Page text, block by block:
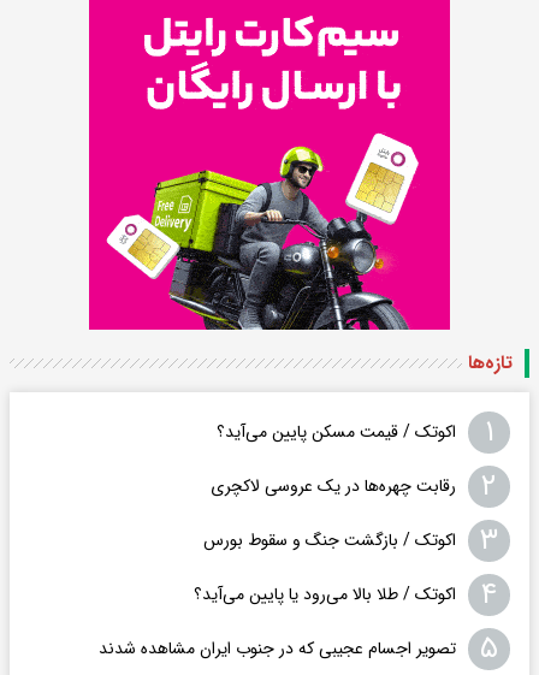
تازه‌ها
۱ اکوتک / قیمت مسکن پایین می‌آید؟
۲ رقابت چهره‌ها در یک عروسی لاکچری
۳ اکوتک / بازگشت جنگ و سقوط بورس
۴ اکوتک / طلا بالا می‌رود یا پایین می‌آید؟
۵ تصویر اجسام عجیبی که در جنوب ایران مشاهده شدند